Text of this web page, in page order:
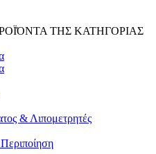
ΤΗΣ ΚΑΤΗΓΟΡΙΑΣ
& Λιπομετρητές